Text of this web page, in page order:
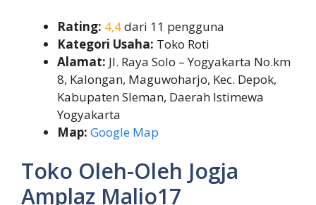
Rating: 4,4dari 11 pengguna
Kategori Usaha: Toko Roti
Alamat: Jl. Raya Solo – Yogyakarta No.km
8, Kalongan, Maguwoharjo, Kec. Depok,
Kabupaten Sleman, Daerah Istimewa
Yogyakarta
Map: Google Map
Toko Oleh-Oleh Jogja
Amplaz Malio17